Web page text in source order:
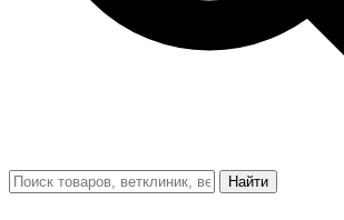
Найти